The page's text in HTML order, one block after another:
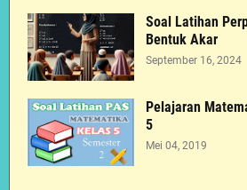
Soal Latihan
Bentuk Akar
September 16, 2024
Pelajaran
5
Mei 04, 2019